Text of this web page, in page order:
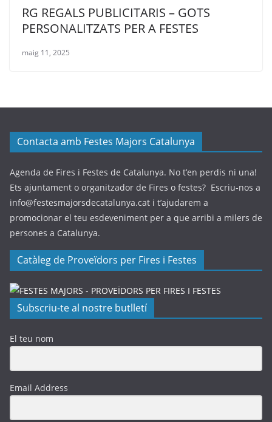
RG REGALS PUBLICITARIS – GOTS
PERSONALITZATS PER A FESTES
maig 11, 2025
Contacta amb Festes Majors Catalunya
Agenda de Fires i Festes de Catalunya. No t’en perdis ni una!
Ets ajuntament o organitzador de Fires o festes? Escriu-nos a
info@festesmajorsdecatalunya.cat i t’ajudarem a
promocionar el teu esdeveniment per a que arribi a milers de
persones a Catalunya.
Catàleg de Proveïdors per Fires i Festes
Subscriu-te al nostre butlletí
El teu nom
Email Address